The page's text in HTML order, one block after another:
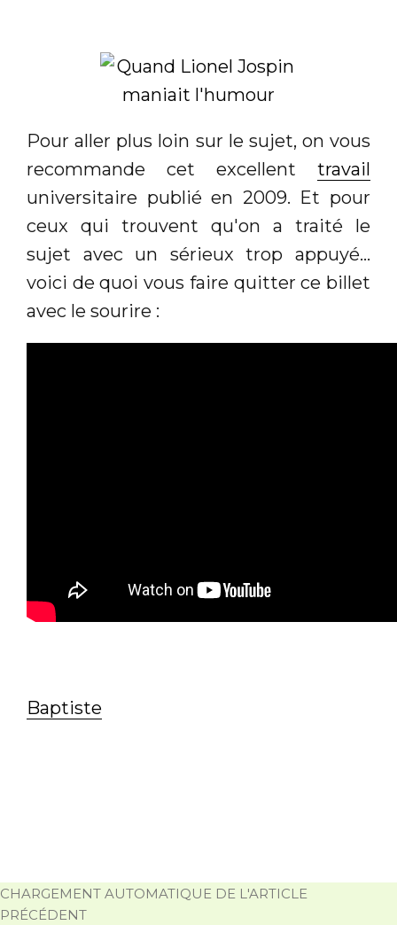
Pour aller plus loin sur le sujet, on vous
recommande cet excellent travail
universitaire publié en 2009. Et pour
ceux qui trouvent qu'on a traité le
sujet avec un sérieux trop appuyé...
voici de quoi vous faire quitter ce billet
avec le sourire :
Baptiste
CHARGEMENT AUTOMATIQUE DE L'ARTICLE
PRÉCÉDENT